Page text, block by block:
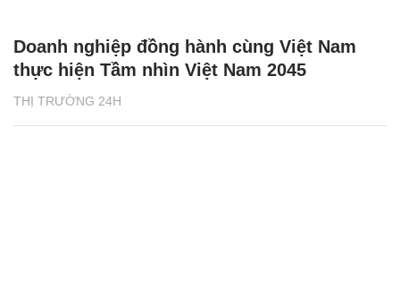
THỊ TRƯỜNG 24H
Doanh nghiệp đồng hành cùng Việt Nam
thực hiện Tầm nhìn Việt Nam 2045